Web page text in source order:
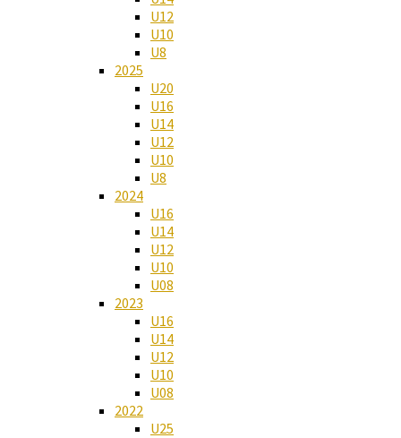
U12
U10
U8
2025
U20
U16
U14
U12
U10
U8
2024
U16
U14
U12
U10
U08
2023
U16
U14
U12
U10
U08
2022
U25